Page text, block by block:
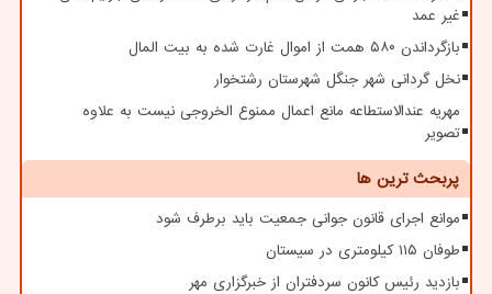
غیر عمد
بازگرداندن ۵۸۰ همت از اموال غارت شده به بیت المال
نخل گردانی شهر جنگل شهرستان رشتخوار
مهریه عندالاستطاعه مانع اعمال ممنوع الخروجی نیست به علاوه
تصویر
پربحث ترین ها
موانع اجرای قانون جوانی جمعیت باید برطرف شود
طوفان ۱۱۵ کیلومتری در سیستان
بازدید رئیس کانون سردفتران از خبرگزاری مهر